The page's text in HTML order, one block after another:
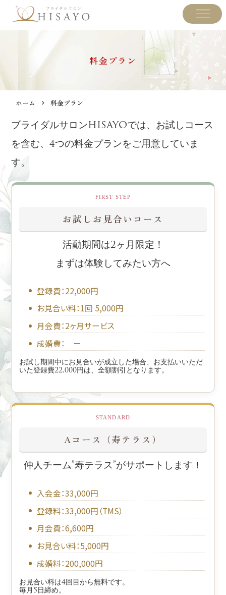
料金プラン
ホーム 料金プラン
ブライダルサロンHISAYOでは、お試しコース
を含む、4つの料金プランをご用意していま
す。
FIRST STEP
お試しお見合いコース
活動期間は2ヶ月限定！
まずは体験してみたい方へ
登録費：22,000円
お見合い料：1回 5,000円
月会費：2ヶ月サービス
成婚費： ー
お試し期間中にお見合いが成立した場合、お支払いいただ
いた登録費22,000円は、全額割引となります。
STANDARD
Aコース（寿テラス）
仲人チーム”寿テラス”がサポートします！
入会金：33,000円
登録料：33,000円（TMS）
月会費：6,600円
お見合い料：5,000円
成婚料：200,000円
お見合い料は4回目から無料です。
毎月5日締め。